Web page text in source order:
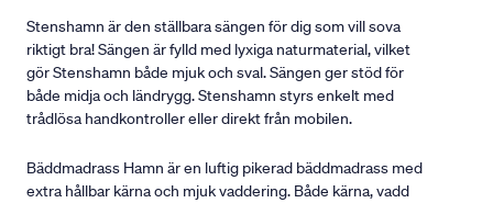
Stenshamn är den ställbara sängen för dig som vill sova
riktigt bra! Sängen är fylld med lyxiga naturmaterial, vilket
gör Stenshamn både mjuk och sval. Sängen ger stöd för
både midja och ländrygg. Stenshamn styrs enkelt med
trådlösa handkontroller eller direkt från mobilen.
Bäddmadrass Hamn är en luftig pikerad bäddmadrass med
extra hållbar kärna och mjuk vaddering. Både kärna, vadd